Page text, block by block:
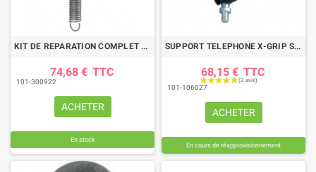
KIT DE REPARATION COMPLET CROCHET CAT3 ET 3L WALTERSCHEID 1202397 / E202397 / 1200002 / E200002
74,68 € TTC
101-300922
ACHETER
En stock
SUPPORT TELEPHONE X-GRIP SUR BASE FILETEE 3/8"
68,15 € TTC
101-106027
ACHETER
En cours de réapprovisionnement